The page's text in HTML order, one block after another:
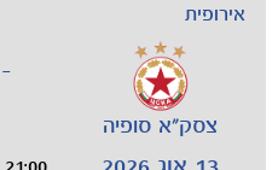
אירופית
-
צסק"א סופיה